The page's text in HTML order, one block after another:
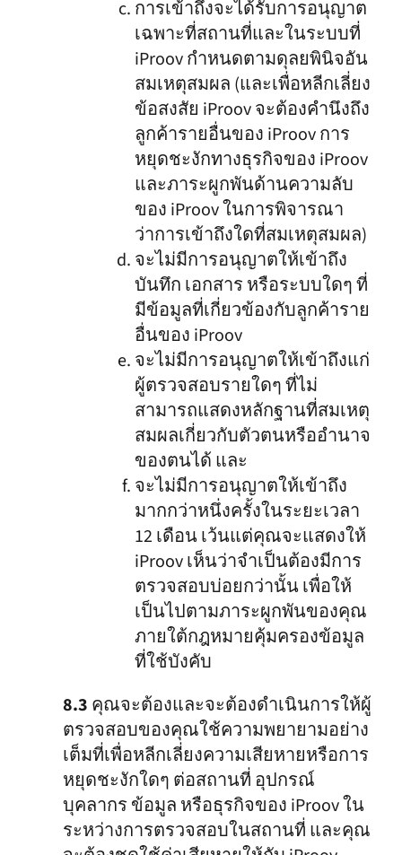
การเข้าถึงจะได้รับการอนุญาต
เฉพาะที่สถานที่และในระบบที่
iProov กำหนดตามดุลยพินิจอัน
สมเหตุสมผล (และเพื่อหลีกเลี่ยง
ข้อสงสัย iProov จะต้องคำนึงถึง
ลูกค้ารายอื่นของ iProov การ
หยุดชะงักทางธุรกิจของ iProov
และภาระผูกพันด้านความลับ
ของ iProov ในการพิจารณา
ว่าการเข้าถึงใดที่สมเหตุสมผล)
จะไม่มีการอนุญาตให้เข้าถึง
บันทึก เอกสาร หรือระบบใดๆ ที่
มีข้อมูลที่เกี่ยวข้องกับลูกค้าราย
อื่นของ iProov
จะไม่มีการอนุญาตให้เข้าถึงแก่
ผู้ตรวจสอบรายใดๆ ที่ไม่
สามารถแสดงหลักฐานที่สมเหตุ
สมผลเกี่ยวกับตัวตนหรืออำนาจ
ของตนได้ และ
จะไม่มีการอนุญาตให้เข้าถึง
มากกว่าหนึ่งครั้งในระยะเวลา
12 เดือน เว้นแต่คุณจะแสดงให้
iProov เห็นว่าจำเป็นต้องมีการ
ตรวจสอบบ่อยกว่านั้น เพื่อให้
เป็นไปตามภาระผูกพันของคุณ
ภายใต้กฎหมายคุ้มครองข้อมูล
ที่ใช้บังคับ
8.3 คุณจะต้องและจะต้องดำเนินการให้ผู้
ตรวจสอบของคุณใช้ความพยายามอย่าง
เต็มที่เพื่อหลีกเลี่ยงความเสียหายหรือการ
หยุดชะงักใดๆ ต่อสถานที่ อุปกรณ์
บุคลากร ข้อมูล หรือธุรกิจของ iProov ใน
ระหว่างการตรวจสอบในสถานที่ และคุณ